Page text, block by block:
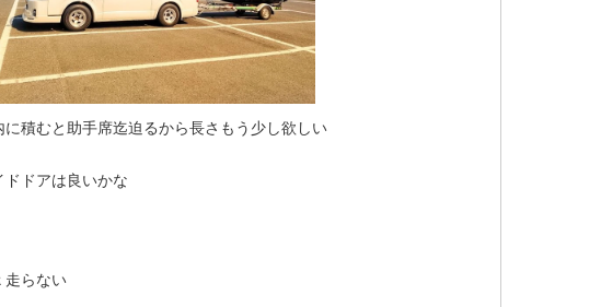
に積むと助手席迄迫るから長さもう少し欲しい
ドアは良いかな
らない